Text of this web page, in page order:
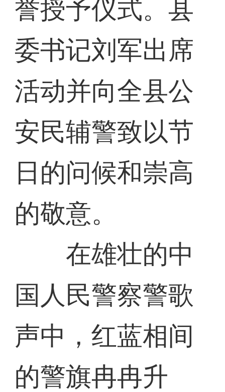
誉授予仪式。县
委书记刘军出席
活动并向全县公
安民辅警致以节
日的问候和崇高
的敬意。
在雄壮的中
国人民警察警歌
声中，红蓝相间
的警旗冉冉升